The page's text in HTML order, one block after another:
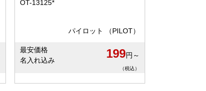
OT-13125*
パイロット （PILOT）
最安価格
名入れ込み
199円～
（税込）